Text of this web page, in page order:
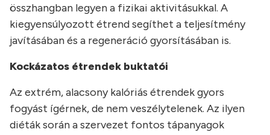
összhangban legyen a fizikai aktivitásukkal. A
kiegyensúlyozott étrend segíthet a teljesítmény
javításában és a regeneráció gyorsításában is.
Kockázatos étrendek buktatói
Az extrém, alacsony kalóriás étrendek gyors
fogyást ígérnek, de nem veszélytelenek. Az ilyen
diéták során a szervezet fontos tápanyagok